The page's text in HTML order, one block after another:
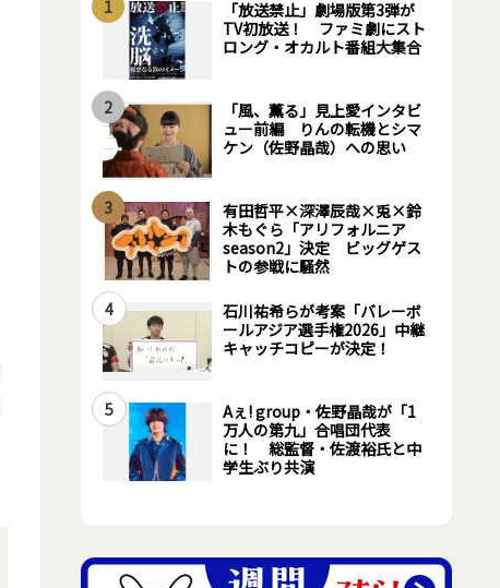
1
「放送禁止」劇場版第3弾が
TV初放送！ ファミ劇にスト
ロング・オカルト番組大集合
2
「風、薫る」見上愛インタビ
ュー前編 りんの転機とシマ
ケン（佐野晶哉）への思い
3
有田哲平×深澤辰哉×兎×鈴
木もぐら「アリフォルニア
season2」決定 ビッグゲス
トの参戦に騒然
4
石川祐希らが考案「バレーボ
ールアジア選手権2026」中継
キャッチコピーが決定！
5
Aぇ! group・佐野晶哉が「1
万人の第九」合唱団代表
に！ 総監督・佐渡裕氏と中
学生ぶり共演